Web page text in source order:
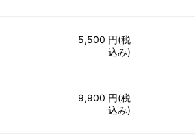
5,500 円(税
込み)
9,900 円(税
込み)